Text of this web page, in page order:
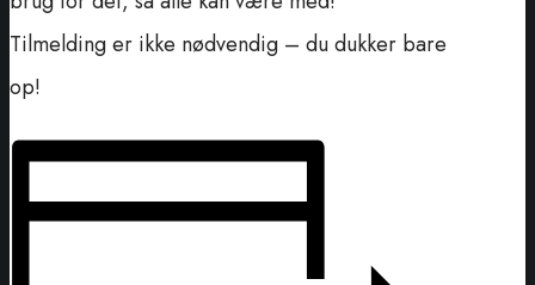
Tilmelding er ikke nødvendig – du dukker bare
op!